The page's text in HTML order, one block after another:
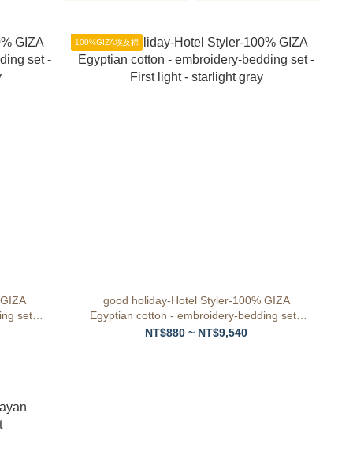
set -
100%GIZA埃及棉
good holiday-Hotel Styler-100% GIZA
Egyptian cotton - embroidery-bedding set -
First light - starlight gray
NT$880 ~ NT$9,540